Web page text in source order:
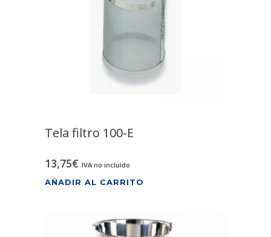
Tela filtro 100-E
13,75€ IVA no incluido
AÑADIR AL CARRITO